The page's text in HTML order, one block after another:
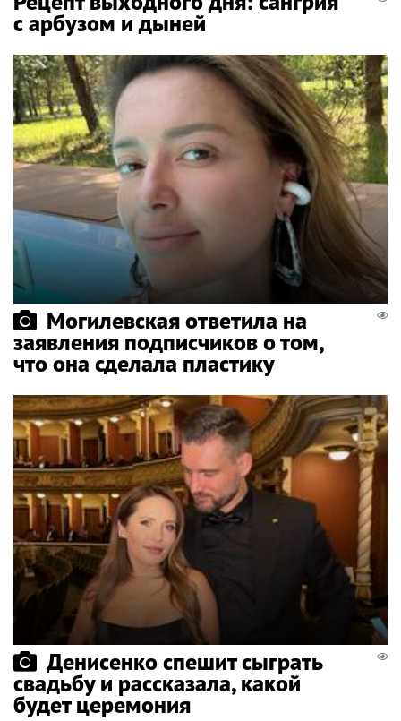
с арбузом и дыней
Могилевская ответила на
заявления подписчиков о том,
что она сделала пластику
Денисенко спешит сыграть
свадьбу и рассказала, какой
будет церемония